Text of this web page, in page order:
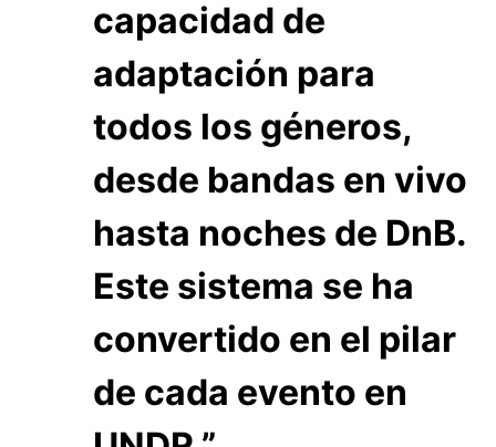
capacidad de
adaptación para
todos los géneros,
desde bandas en vivo
hasta noches de DnB.
Este sistema se ha
convertido en el pilar
de cada evento en